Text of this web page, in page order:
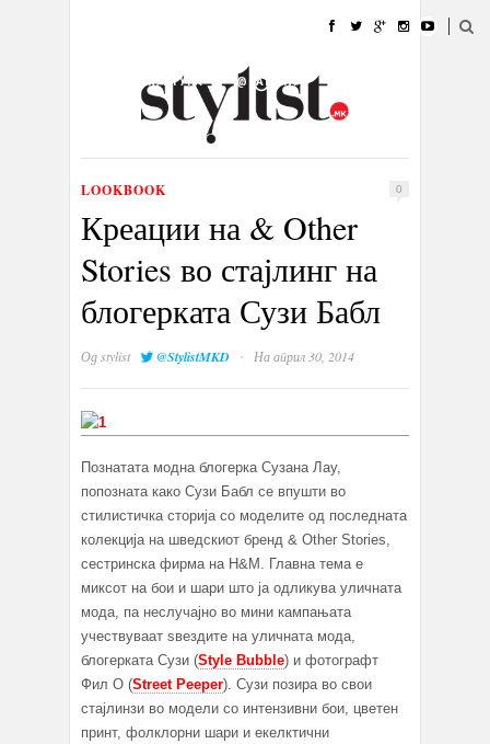
УБАВИНА
КУЛТУРА @РАБОТА
ИЗЛОГ
LOOKBOOK 0
Креации на & Other
Stories во стајлинг на
блогерката Сузи Бабл
Одstylist @StylistMKD · На април 30, 2014
Познатата модна блогерка Сузана Лау,
попозната како Сузи Бабл се впушти во
стилистичка сторија со моделите од последната
колекција на шведскиот бренд & Other Stories,
сестринска фирма на H&M. Главна тема е
миксот на бои и шари што ја одликува уличната
мода, па неслучајно во мини кампањата
учествуваат ѕвездите на уличната мода,
блогерката Сузи (Style Bubble) и фотографт
Фил О (Street Peeper). Сузи позира во свои
стајлинзи во модели со интензивни бои, цветен
принт, фолклорни шари и екелктични